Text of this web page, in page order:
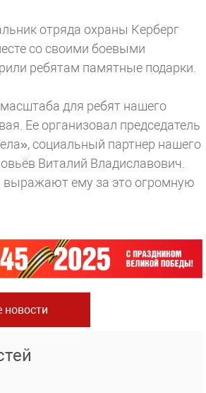
отряда охраны Керберг
со своими боевыми
ребятам памятные подарки.
для ребят нашего
Ее организовал председатель
социальный партнер нашего
Виталий Владиславович.
выражают ему за это огромную
новости